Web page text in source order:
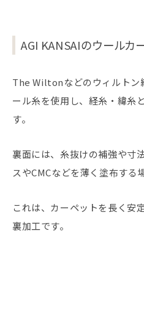
AGI KANSAIのウールカ
The Wiltonなどのウィルトン
ール糸を使用し、経糸・緯糸
す。
裏面には、糸抜けの補強や寸
スやCMCなどを薄く塗布する
これは、カーペットを長く安
裏加工です。